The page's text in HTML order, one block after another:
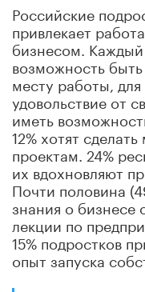
Российские
привлекает
бизнесом.
возможность
месту работы,
удовольствие от
иметь
12% хотят
проектам. 24%
их вдохновляют
Почти половина
знания о бизнесе
лекции по
15% подростков
опыт запуска